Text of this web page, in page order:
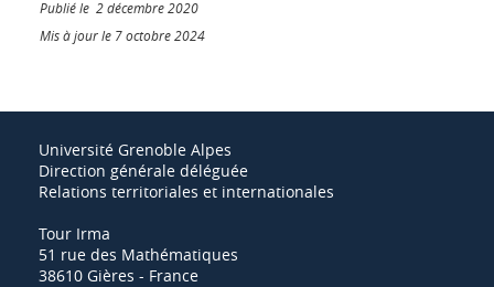
Publié le 2 décembre 2020
Mis à jour le 7 octobre 2024
Université Grenoble Alpes
Direction générale déléguée
Relations territoriales et internationales
Tour Irma
51 rue des Mathématiques
38610 Gières - France